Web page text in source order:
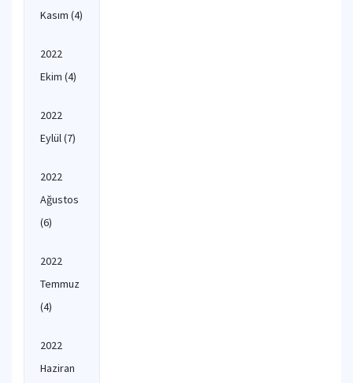
Kasım (4)
2022
Ekim (4)
2022
Eylül(7)
2022
Ağustos
(6)
2022
Temmuz
(4)
2022
Haziran